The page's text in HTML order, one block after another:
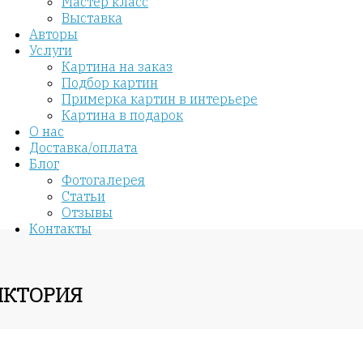
Выставка
Авторы
Услуги
Картина на заказ
Подбор картин
Примерка картин в интерьере
Картина в подарок
О нас
Доставка/оплата
Блог
Фотогалерея
Статьи
Отзывы
Контакты